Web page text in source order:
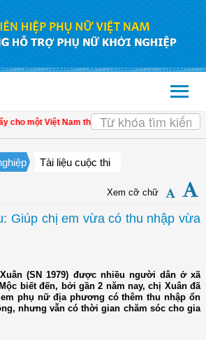
một Việt Nam thịnh vượng | Hội LHPN tỉnh
Tài liệu cuộc thi
Xem cỡ chữ
Giúp chị em vừa có thu nhập vừa
(SN 1979) được nhiều người dân ở xã
biết đến, bởi gần 2 năm nay, chị Xuân đã
phụ nữ địa phương có thêm thu nhập ổn
nhưng vẫn có thời gian chăm sóc cho gia